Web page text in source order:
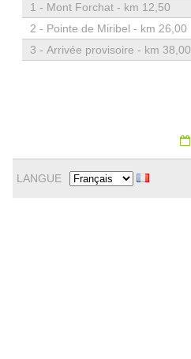
1 - Mont Forchat - km 12,50
2 - Pointe de Miribel - km 26,00
3 - Arrivée provisoire - km 38,00
LANGUE